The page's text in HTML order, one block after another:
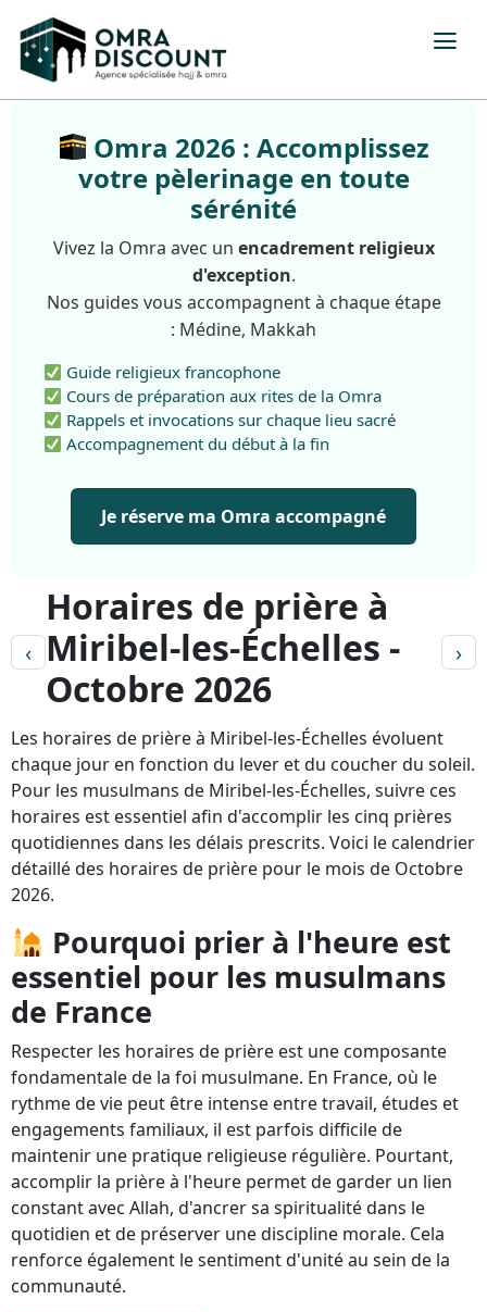
Omra 2026 : Accomplissez
votre pèlerinage en toute
sérénité
Vivez la Omra avec un encadrement religieux
d'exception.
Nos guides vous accompagnent à chaque étape
: Médine, Makkah
Guide religieux francophone
Cours de préparation aux rites de la Omra
Rappels et invocations sur chaque lieu sacré
Accompagnement du début à la fin
Je réserve ma Omra accompagné
‹
Horaires de prière à
Miribel-les-Échelles -
Octobre 2026
›
Les horaires de prière à Miribel-les-Échelles évoluent
chaque jour en fonction du lever et du coucher du soleil.
Pour les musulmans de Miribel-les-Échelles, suivre ces
horaires est essentiel afin d'accomplir les cinq prières
quotidiennes dans les délais prescrits. Voici le calendrier
détaillé des horaires de prière pour le mois de Octobre
2026.
Pourquoi prier à l'heure est
essentiel pour les musulmans
de France
Respecter les horaires de prière est une composante
fondamentale de la foi musulmane. En France, où le
rythme de vie peut être intense entre travail, études et
engagements familiaux, il est parfois difficile de
maintenir une pratique religieuse régulière. Pourtant,
accomplir la prière à l'heure permet de garder un lien
constant avec Allah, d'ancrer sa spiritualité dans le
quotidien et de préserver une discipline morale. Cela
renforce également le sentiment d'unité au sein de la
communauté.